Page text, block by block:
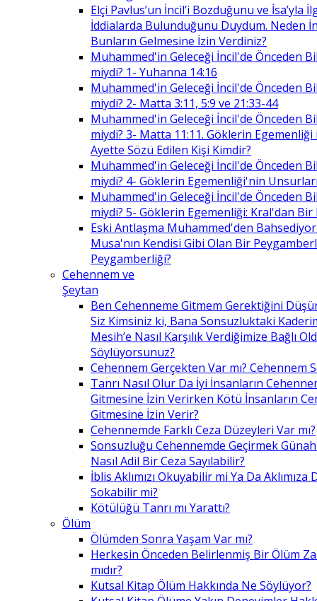
Elçi Pavlus’un İncil’i Bozduğunu ve İsa’yla
İddialarda Bulunduğunu Duydum. Neden
Bunların Gelmesine İzin Verdiniz?
Muhammed'in Geleceği İncil'de Önceden
miydi? 1- Yuhanna 14:16
Muhammed'in Geleceği İncil'de Önceden
miydi? 2- Matta 3:11, 5:9 ve 21:33-44
Muhammed'in Geleceği İncil'de Önceden
miydi? 3- Matta 11:11. Göklerin
Ayette Sözü Edilen Kişi Kimdir?
Muhammed'in Geleceği İncil'de Önceden
miydi? 4- Göklerin Egemenliği'nin
Muhammed'in Geleceği İncil'de Önceden
miydi? 5- Göklerin Egemenliği: Kral'dan Bir
Eski Antlaşma Muhammed'den Bahsediyor
Musa'nın Kendisi Gibi Olan Bir
Peygamberliği?
Cehennem ve
Şeytan
Ben Cehenneme Gitmem Gerektiğini
Siz Kimsiniz ki, Bana Sonsuzluktaki
Mesih’e Nasıl Karşılık Verdiğimize Bağlı
Söylüyorsunuz?
Cehennem Gerçekten Var mı? Cehennem
Tanrı Nasıl Olur Da İyi İnsanların
Gitmesine İzin Verirken Kötü İnsanların
Gitmesine İzin Verir?
Cehennemde Farklı Ceza Düzeyleri Var mı?
Sonsuzluğu Cehennemde Geçirmek
Nasıl Adil Bir Ceza Sayılabilir?
İblis Aklımızı Okuyabilir mi Ya Da Aklımıza
Sokabilir mi?
Kötülüğü Tanrı mı Yarattı?
Ölüm
Ölümden Sonra Yaşam Var mı?
Herkesin Önceden Belirlenmiş Bir Ölüm
mıdır?
Kutsal Kitap Ölüm Hakkında Ne Söylüyor?